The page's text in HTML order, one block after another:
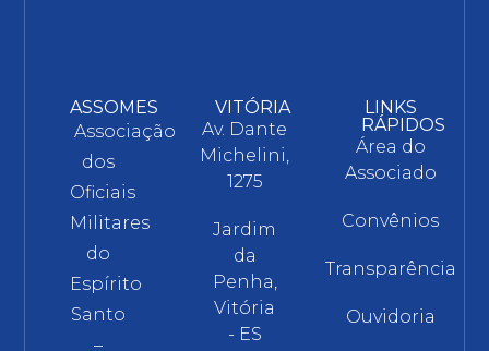
ASSOMES
Associação
dos
Oficiais
Militares
do
Espírito
Santo
–
VITÓRIA
Av. Dante
Michelini,
1275
Jardim
da
Penha,
Vitória
- ES
LINKS
RÁPIDOS
Área do
Associado
Convênios
Transparência
Ouvidoria